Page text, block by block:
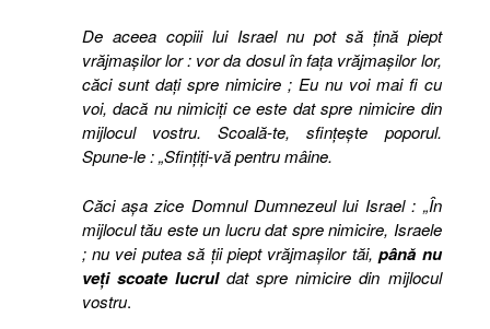
De aceea copiii lui Israel nu pot să ţină piept
vrăjmaşilor lor : vor da dosul în faţa vrăjmaşilor lor,
căci sunt daţi spre nimicire ; Eu nu voi mai fi cu
voi, dacă nu nimiciţi ce este dat spre nimicire din
mijlocul vostru. Scoală-te, sfinţeşte poporul.
Spune-le : „Sfinţiţi-vă pentru mâine.
Căci aşa zice Domnul Dumnezeul lui Israel : „În
mijlocul tău este un lucru dat spre nimicire, Israele
; nu vei putea să ţii piept vrăjmaşilor tăi,până nu
veţi scoate lucruldat spre nimicire din mijlocul
vostru.